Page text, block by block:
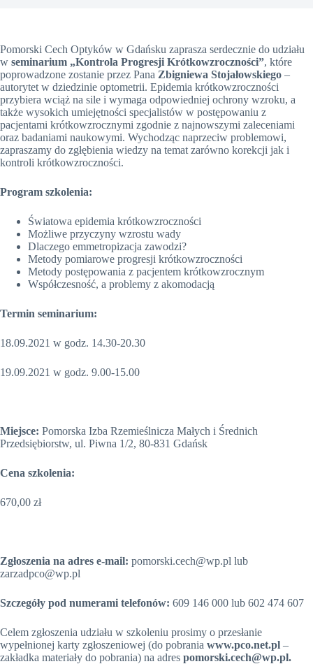
Pomorski Cech Optyków w Gdańsku zaprasza serdecznie do udziału
w seminarium „Kontrola Progresji Krótkowzroczności”, które
poprowadzone zostanie przez Pana Zbigniewa Stojałowskiego –
autorytet w dziedzinie optometrii. Epidemia krótkowzroczności
przybiera wciąż na sile i wymaga odpowiedniej ochrony wzroku, a
także wysokich umiejętności specjalistów w postępowaniu z
pacjentami krótkowzrocznymi zgodnie z najnowszymi zaleceniami
oraz badaniami naukowymi. Wychodząc naprzeciw problemowi,
zapraszamy do zgłębienia wiedzy na temat zarówno korekcji jak i
kontroli krótkowzroczności.
Program szkolenia:
Światowa epidemia krótkowzroczności
Możliwe przyczyny wzrostu wady
Dlaczego emmetropizacja zawodzi?
Metody pomiarowe progresji krótkowzroczności
Metody postępowania z pacjentem krótkowzrocznym
Współczesność, a problemy z akomodacją
Termin seminarium:
18.09.2021 w godz. 14.30-20.30
19.09.2021 w godz. 9.00-15.00
Miejsce: Pomorska Izba Rzemieślnicza Małych i Średnich
Przedsiębiorstw, ul. Piwna 1/2, 80-831 Gdańsk
Cena szkolenia:
670,00 zł
Zgłoszenia na adres e-mail: pomorski.cech@wp.pl lub
zarzadpco@wp.pl
Szczegóły pod numerami telefonów: 609 146 000 lub 602 474 607
Celem zgłoszenia udziału w szkoleniu prosimy o przesłanie
wypełnionej karty zgłoszeniowej (do pobrania www.pco.net.pl –
zakładka materiały do pobrania) na adres pomorski.cech@wp.pl.